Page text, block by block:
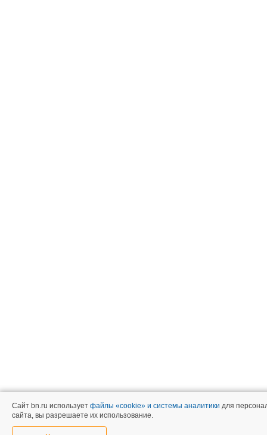
Сайт bn.ru использует файлы «cookie» и системы аналитики для
сайта, вы разрешаете их использование.